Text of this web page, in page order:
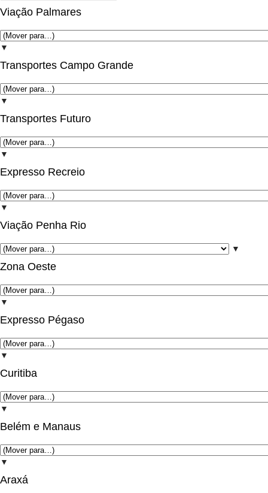
Viação Palmares
▼
Transportes Campo Grande
▼
Transportes Futuro
▼
Expresso Recreio
▼
Viação Penha Rio
▼
Zona Oeste
▼
Expresso Pégaso
▼
Curitiba
▼
Belém e Manaus
▼
Araxá